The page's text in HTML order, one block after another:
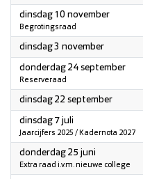
dinsdag 10 november2026
Begrotingsraad
dinsdag 3 november2026
donderdag 24 september2026
Reserveraad
dinsdag 22 september2026
dinsdag 7 juli
Jaarcijfers 2025 / Kadernota 2027
donderdag 25 juni
Extra raad i.v.m. nieuwe college